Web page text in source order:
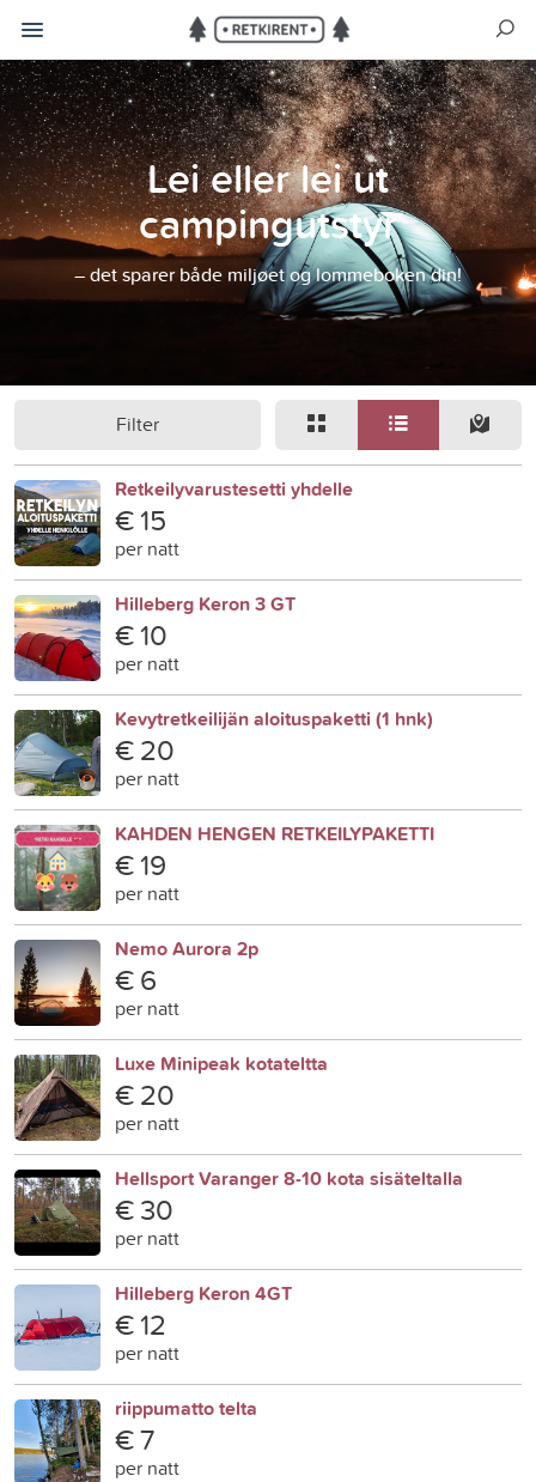
Lei eller lei ut
campingutstyr
– det sparer både miljøet og lommeboken din!
Filter
Retkeilyvarustesetti yhdelle
€ 15
per natt
Hilleberg Keron 3 GT
€ 10
per natt
Kevytretkeilijän aloituspaketti (1 hnk)
€ 20
per natt
KAHDEN HENGEN RETKEILYPAKETTI
€ 19
per natt
Nemo Aurora 2p
€ 6
per natt
Luxe Minipeak kotateltta
€ 20
per natt
Hellsport Varanger 8-10 kota sisäteltalla
€ 30
per natt
Hilleberg Keron 4GT
€ 12
per natt
riippumatto telta
€ 7
per natt